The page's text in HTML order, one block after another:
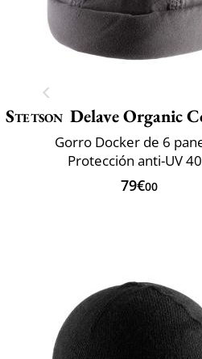
Stetson Delave Organic
Gorro Docker de 6
Protección anti-UV
79€00